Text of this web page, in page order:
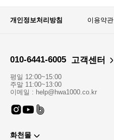
개인정보처리방침 이용약관
010-6441-6005 고객센터
평일 12:00~15:00
주말 11:00~13:00
이메일 : help@hwa1000.co.kr
화천몰